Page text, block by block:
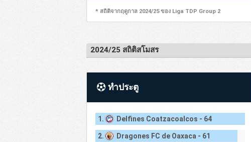
* สถิติจากฤดูกาล 2024/25 ของ Liga TDP Group 2
2024/25 สถิติสโมสร
ทำประตู
1. Delfines Coatzacoalcos - 64
2. Dragones FC de Oaxaca - 61